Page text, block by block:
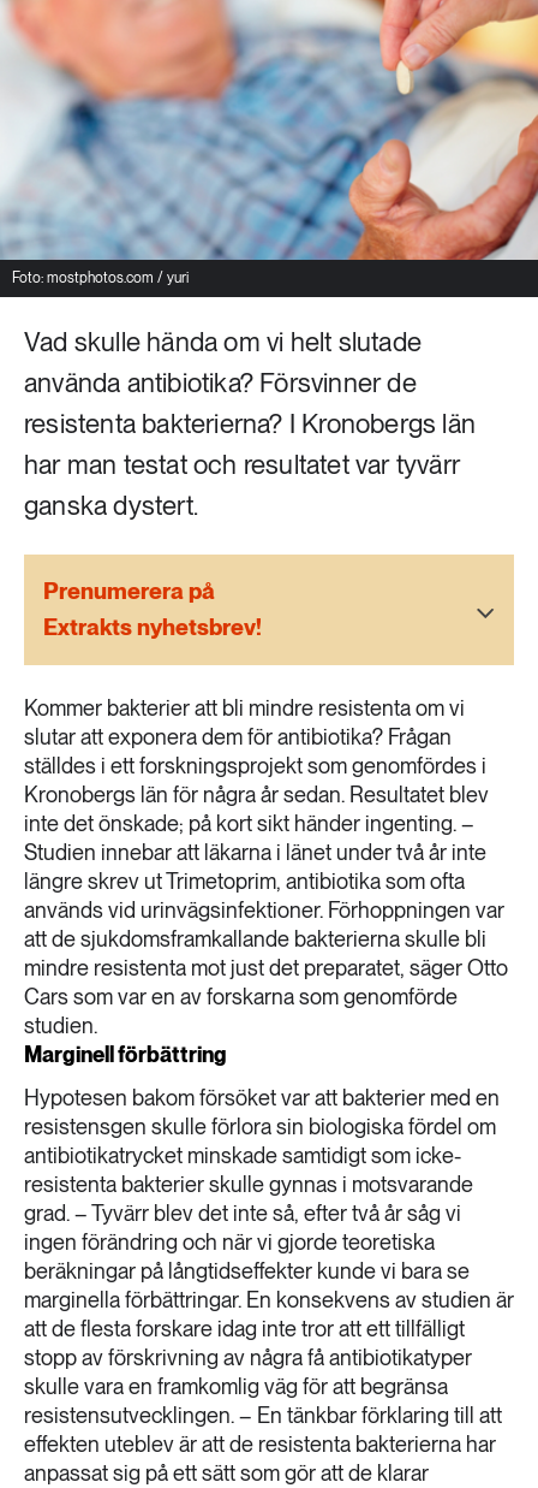
Mat & jordbruk
Skog
Social hållbarhet
Transport
Vatten
252 ARTIKLAR
Landsbygd
939 ARTIKLAR
Livsstil & konsumtion
612 ARTIKLAR
Mat & jordbruk
262 ARTIKLAR
Skog
Social hållbarhet
473 ARTIKLAR
Vatten
Foto: mostphotos.com / yuri
Vad skulle hända om vi helt slutade
använda antibiotika? Försvinner de
resistenta bakterierna? I Kronobergs län
har man testat och resultatet var tyvärr
ganska dystert.
Prenumerera på
Extrakts nyhetsbrev!
Kommer bakterier att bli mindre resistenta om vi
slutar att exponera dem för antibiotika? Frågan
ställdes i ett forskningsprojekt som genomfördes i
Kronobergs län för några år sedan. Resultatet blev
inte det önskade; på kort sikt händer ingenting. –
Studien innebar att läkarna i länet under två år inte
längre skrev ut Trimetoprim, antibiotika som ofta
används vid urinvägsinfektioner. Förhoppningen var
att de sjukdomsframkallande bakterierna skulle bli
mindre resistenta mot just det preparatet, säger Otto
Cars som var en av forskarna som genomförde
studien.
Marginell förbättring
Hypotesen bakom försöket var att bakterier med en
resistensgen skulle förlora sin biologiska fördel om
antibiotikatrycket minskade samtidigt som icke-
resistenta bakterier skulle gynnas i motsvarande
grad. – Tyvärr blev det inte så, efter två år såg vi
ingen förändring och när vi gjorde teoretiska
beräkningar på långtidseffekter kunde vi bara se
marginella förbättringar. En konsekvens av studien är
att de flesta forskare idag inte tror att ett tillfälligt
stopp av förskrivning av några få antibiotikatyper
skulle vara en framkomlig väg för att begränsa
resistensutvecklingen. – En tänkbar förklaring till att
effekten uteblev är att de resistenta bakterierna har
anpassat sig på ett sätt som gör att de klarar